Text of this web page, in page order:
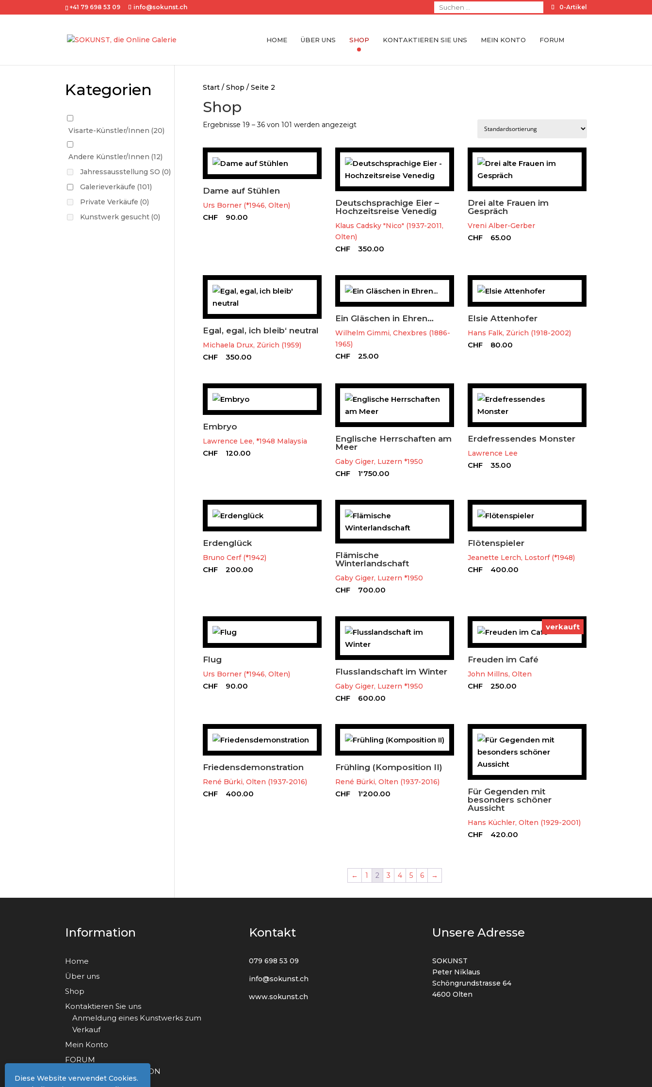
+41 79 698 53 09 info@sokunst.ch 0-Artikel
HOME ÜBER UNS SHOP KONTAKTIEREN SIE UNS MEIN KONTO FORUM
Start/ Shop / Seite 2
Shop
Ergebnisse 19 – 36 von 101 werden angezeigt
Dame auf Stühlen
Urs Borner (*1946, Olten)
CHF 90.00
Deutschsprachige Eier –
Hochzeitsreise Venedig
Klaus Cadsky "Nico" (1937-2011,
Olten)
CHF 350.00
Drei alte Frauen im
Gespräch
Vreni Alber-Gerber
CHF 65.00
Egal, egal, ich bleib‘ neutral
Michaela Drux, Zürich (1959)
CHF 350.00
Ein Gläschen in Ehren…
Wilhelm Gimmi, Chexbres (1886-
1965)
CHF 25.00
Elsie Attenhofer
Hans Falk, Zürich (1918-2002)
CHF 80.00
Embryo
Lawrence Lee, *1948 Malaysia
CHF 120.00
Englische Herrschaften am
Meer
Gaby Giger, Luzern *1950
CHF 1'750.00
Erdefressendes Monster
Lawrence Lee
CHF 35.00
Erdenglück
Bruno Cerf (*1942)
CHF 200.00
Flämische
Winterlandschaft
Gaby Giger, Luzern *1950
CHF 700.00
Flötenspieler
Jeanette Lerch, Lostorf (*1948)
CHF 400.00
Flug
Urs Borner (*1946, Olten)
CHF 90.00
Flusslandschaft im Winter
Gaby Giger, Luzern *1950
CHF 600.00
verkauft
Freuden im Café
John Millns, Olten
CHF 250.00
Friedensdemonstration
René Bürki, Olten (1937-2016)
CHF 400.00
Frühling (Komposition II)
René Bürki, Olten (1937-2016)
CHF 1'200.00
Für Gegenden mit
besonders schöner
Aussicht
Hans Küchler, Olten (1929-2001)
CHF 420.00
← 1 2 3 4 5 6 →
Kategorien
Visarte-Künstler/Innen (20)
Andere Künstler/Innen (12)
Jahressausstellung SO (0)
Galerieverkäufe (101)
Private Verkäufe (0)
Kunstwerk gesucht (0)
Information
Home
Über uns
Shop
Kontaktieren Sie uns
Anmeldung eines Kunstwerks zum
Verkauf
Mein Konto
FORUM
FORUM REGISTRATION
Kontakt
079 698 53 09
info@sokunst.ch
www.sokunst.ch
Unsere Adresse
SOKUNST
Peter Niklaus
Schöngrundstrasse 64
4600 Olten
Diese Website verwendet Cookies.